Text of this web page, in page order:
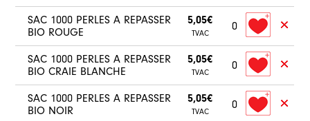
SAC 1000 PERLES A REPASSER
BIO ROUGE
5,05€
TVAC
0
SAC 1000 PERLES A REPASSER
BIO CRAIE BLANCHE
5,05€
TVAC
0
SAC 1000 PERLES A REPASSER
BIO NOIR
5,05€
TVAC
0